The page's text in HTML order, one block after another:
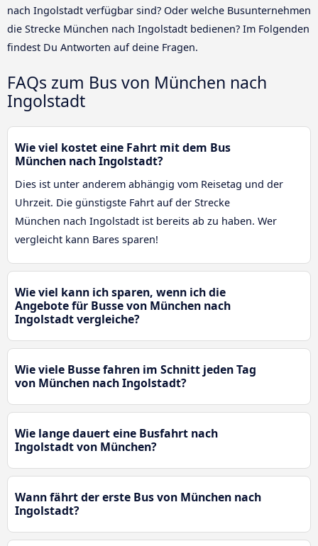
nach Ingolstadt verfügbar sind? Oder welche Busunternehmen
die Strecke München nach Ingolstadt bedienen? Im Folgenden
findest Du Antworten auf deine Fragen.
FAQs zum Bus von München nach
Ingolstadt
Wie viel kostet eine Fahrt mit dem Bus
München nach Ingolstadt?
Dies ist unter anderem abhängig vom Reisetag und der
Uhrzeit. Die günstigste Fahrt auf der Strecke
München nach Ingolstadt ist bereits ab zu haben. Wer
vergleicht kann Bares sparen!
Wie viel kann ich sparen, wenn ich die
Angebote für Busse von München nach
Ingolstadt vergleiche?
Wie viele Busse fahren im Schnitt jeden Tag
von München nach Ingolstadt?
Wie lange dauert eine Busfahrt nach
Ingolstadt von München?
Wann fährt der erste Bus von München nach
Ingolstadt?